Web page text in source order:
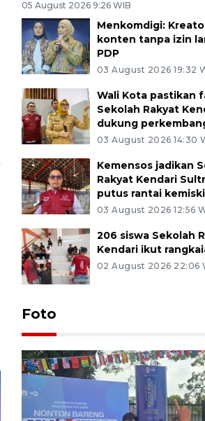
05 August 2026 9:26 WIB
Menkomdigi:
konten tanpa izin
PDP
03 August 2026 19:32
Wali Kota pastikan
Sekolah Rakyat
dukung
03 August 2026 14:30
Kemensos jadikan
Rakyat Kendari
putus rantai
03 August 2026 12:56
206 siswa Sekolah
Kendari ikut
02 August 2026 22:06
Foto